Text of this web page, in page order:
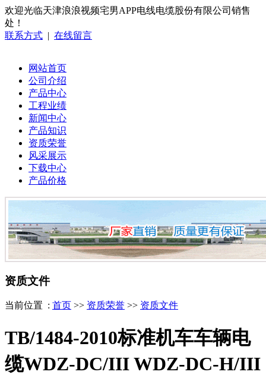
欢迎光临天津浪浪视频宅男APP电线电缆股份有限公司销售
处！
联系方式 | 在线留言
网站首页
公司介绍
产品中心
工程业绩
新闻中心
产品知识
资质荣誉
风采展示
下载中心
产品价格
资质文件
当前位置 : 首页 >> 资质荣誉 >> 资质文件
TB/1484-2010标准机车车辆电
缆WDZ-DC/III WDZ-DC-H/III